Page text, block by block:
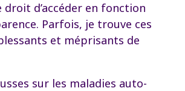
droit d’accéder en fonction
Parfois, je trouve ces
et méprisants de
sur les maladies auto-